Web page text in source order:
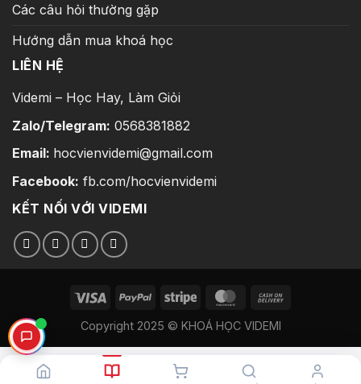
Các câu hỏi thường gặp
Hướng dẫn mua khoá học
LIÊN HỆ
Videmi – Học Hay, Làm Giỏi
Zalo/Telegram: 0568381882
Email: hocvienvidemi@gmail.com
Facebook: fb.com/hocvienvidemi
KẾT NỐI VỚI VIDEMI
Copyright 2025 © KHOÁ HỌC VIDEMI